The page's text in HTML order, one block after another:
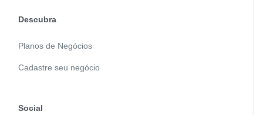
Descubra
Planos de Negócios
Cadastre seu negócio
Social